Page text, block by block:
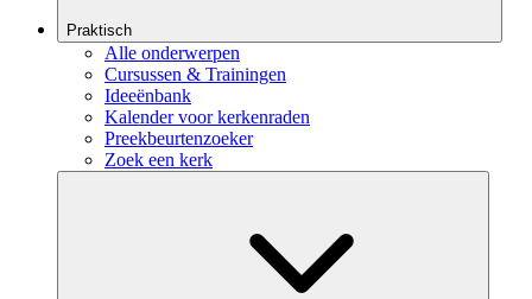
Praktisch
Alle onderwerpen
Cursussen & Trainingen
Ideeënbank
Kalender voor kerkenraden
Preekbeurtenzoeker
Zoek een kerk